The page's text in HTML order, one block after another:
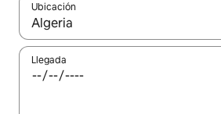
Ubicación
Cuando los resultados estén
Llegada